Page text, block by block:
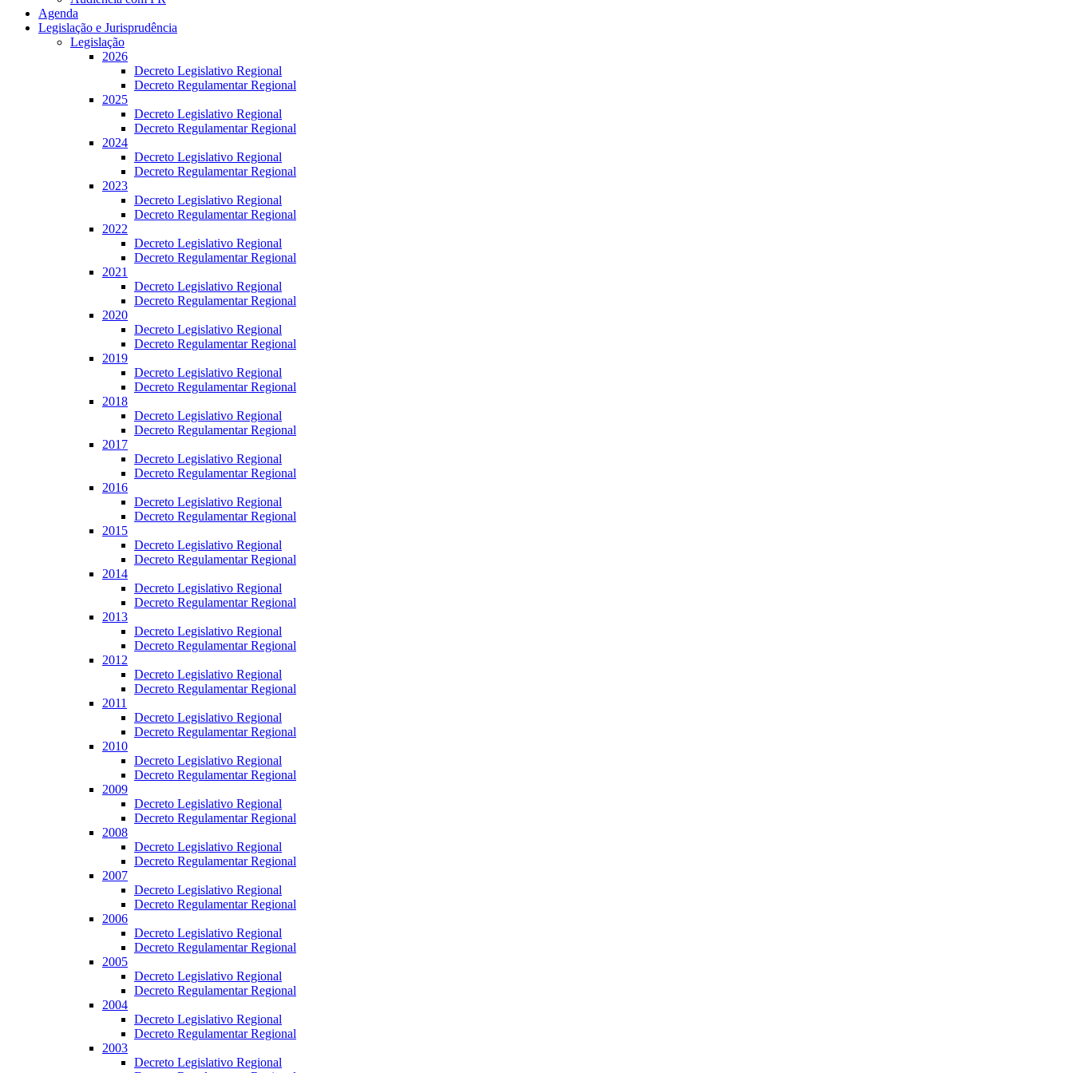
Agenda
Legislação e Jurisprudência
Legislação
2026
Decreto Legislativo Regional
Decreto Regulamentar Regional
2025
Decreto Legislativo Regional
Decreto Regulamentar Regional
2024
Decreto Legislativo Regional
Decreto Regulamentar Regional
2023
Decreto Legislativo Regional
Decreto Regulamentar Regional
2022
Decreto Legislativo Regional
Decreto Regulamentar Regional
2021
Decreto Legislativo Regional
Decreto Regulamentar Regional
2020
Decreto Legislativo Regional
Decreto Regulamentar Regional
2019
Decreto Legislativo Regional
Decreto Regulamentar Regional
2018
Decreto Legislativo Regional
Decreto Regulamentar Regional
2017
Decreto Legislativo Regional
Decreto Regulamentar Regional
2016
Decreto Legislativo Regional
Decreto Regulamentar Regional
2015
Decreto Legislativo Regional
Decreto Regulamentar Regional
2014
Decreto Legislativo Regional
Decreto Regulamentar Regional
2013
Decreto Legislativo Regional
Decreto Regulamentar Regional
2012
Decreto Legislativo Regional
Decreto Regulamentar Regional
2011
Decreto Legislativo Regional
Decreto Regulamentar Regional
2010
Decreto Legislativo Regional
Decreto Regulamentar Regional
2009
Decreto Legislativo Regional
Decreto Regulamentar Regional
2008
Decreto Legislativo Regional
Decreto Regulamentar Regional
2007
Decreto Legislativo Regional
Decreto Regulamentar Regional
2006
Decreto Legislativo Regional
Decreto Regulamentar Regional
2005
Decreto Legislativo Regional
Decreto Regulamentar Regional
2004
Decreto Legislativo Regional
Decreto Regulamentar Regional
2003
Decreto Legislativo Regional